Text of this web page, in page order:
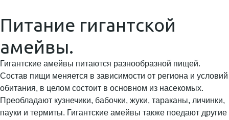
Питание гигантской
амейвы.
Гигантские амейвы питаются разнообразной пищей.
Состав пищи меняется в зависимости от региона и условий
обитания, в целом состоит в основном из насекомых.
Преобладают кузнечики, бабочки, жуки, тараканы, личинки,
пауки и термиты. Гигантские амейвы также поедают другие